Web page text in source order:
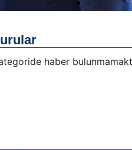
haber